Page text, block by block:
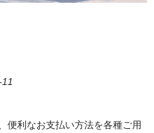
便利なお支払い方法を各種ご用